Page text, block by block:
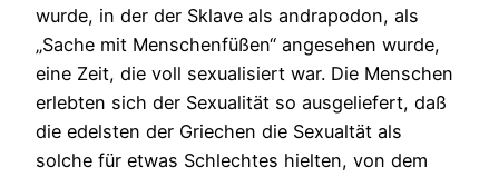
wurde, in der der Sklave als andrapodon, als
„Sache mit Menschenfüßen“ angesehen wurde,
eine Zeit, die voll sexualisiert war. Die Menschen
erlebten sich der Sexualität so ausgeliefert, daß
die edelsten der Griechen die Sexualtät als
solche für etwas Schlechtes hielten, von dem